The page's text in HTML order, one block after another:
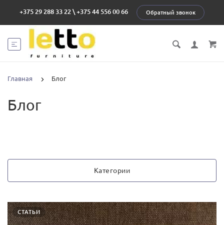
+375 29 288 33 22 \ +375 44 556 00 66 Обратный звонок
Главная Блог
Блог
Категории
СТАТЬИ